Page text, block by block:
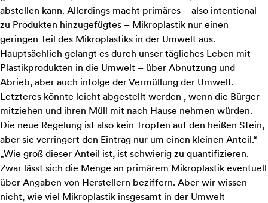
abstellen kann. Allerdings macht primäres – also intentional
zu Produkten hinzugefügtes – Mikroplastik nur einen
geringen Teil des Mikroplastiks in der Umwelt aus.
Hauptsächlich gelangt es durch unser tägliches Leben mit
Plastikprodukten in die Umwelt – über Abnutzung und
Abrieb, aber auch infolge der Vermüllung der Umwelt.
Letzteres könnte leicht abgestellt werden , wenn die Bürger
mitziehen und ihren Müll mit nach Hause nehmen würden.
Die neue Regelung ist also kein Tropfen auf den heißen Stein,
aber sie verringert den Eintrag nur um einen kleinen Anteil.“
„Wie groß dieser Anteil ist, ist schwierig zu quantifizieren.
Zwar lässt sich die Menge an primärem Mikroplastik eventuell
über Angaben von Herstellern beziffern. Aber wir wissen
nicht, wie viel Mikroplastik insgesamt in der Umwelt